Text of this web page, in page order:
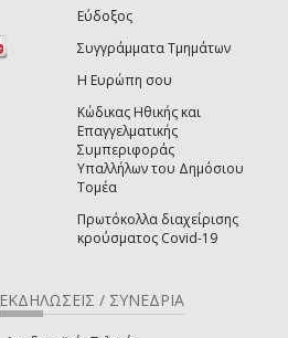
Εύδοξος
Συγγράμματα Τμημάτων
Η Ευρώπη σου
Κώδικας Ηθικής και
Επαγγελματικής
Συμπεριφοράς
Υπαλλήλων του Δημόσιου
Τομέα
Πρωτόκολλα διαχείρισης
κρούσματος Covid-19
ΕΚΔΗΛΩΣΕΙΣ / ΣΥΝΕΔΡΙΑ